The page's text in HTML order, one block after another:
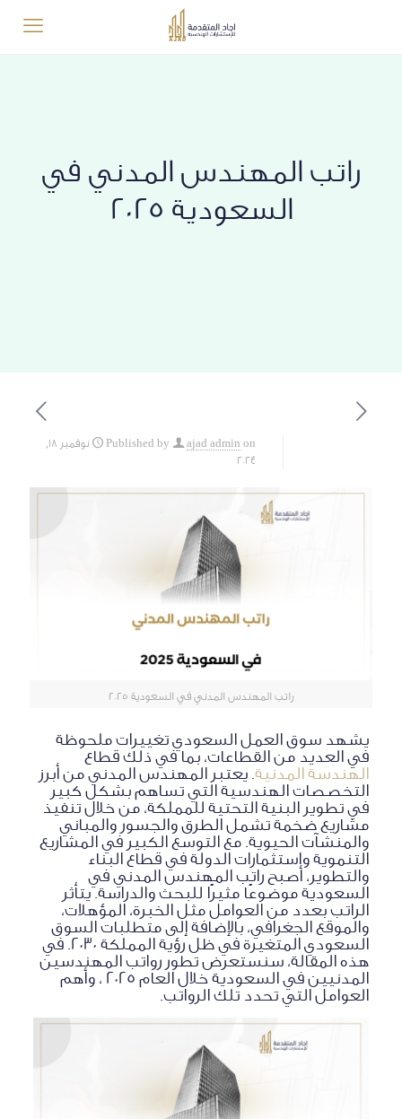
راتب المهندس المدني في
السعودية 2025
Published by ajad admin on
نوفمبر 18,
2024
راتب المهندس المدني في السعودية 2025
يشهد سوق العمل السعودي تغييرات ملحوظة
في العديد من القطاعات، بما في ذلك قطاع
الهندسة المدنية. يعتبر المهندس المدني من أبرز
التخصصات الهندسية التي تساهم بشكل كبير
في تطوير البنية التحتية للمملكة، من خلال تنفيذ
مشاريع ضخمة تشمل الطرق والجسور والمباني
والمنشآت الحيوية. مع التوسع الكبير في المشاريع
التنموية واستثمارات الدولة في قطاع البناء
والتطوير، أصبح راتب المهندس المدني في
السعودية موضوعًا مثيرًا للبحث والدراسة. يتأثر
الراتب بعدد من العوامل مثل الخبرة، المؤهلات،
والموقع الجغرافي، بالإضافة إلى متطلبات السوق
السعودي المتغيرة في ظل رؤية المملكة 2030. في
هذه المقالة، سنستعرض تطور رواتب المهندسين
المدنيين في السعودية خلال العام 2025 ، وأهم
العوامل التي تحدد تلك الرواتب.